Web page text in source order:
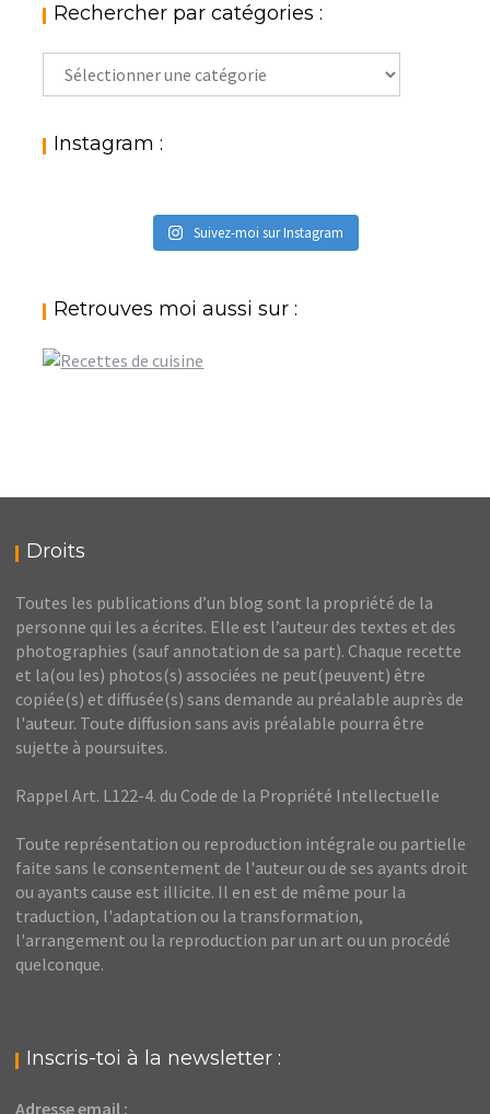
Rechercher par catégories :
Rechercher
par
: Instagram :
Suivez-moi sur Instagram
Retrouves moi aussi sur :
Droits
Toutes les publications d’un blog sont la propriété de la
personne qui les a écrites. Elle est l’auteur des textes et des
photographies (sauf annotation de sa part). Chaque recette
et la(ou les) photos(s) associées ne peut(peuvent) être
copiée(s) et diffusée(s) sans demande au préalable auprès de
l'auteur. Toute diffusion sans avis préalable pourra être
sujette à poursuites.
Rappel Art. L122-4. du Code de la Propriété Intellectuelle
Toute représentation ou reproduction intégrale ou partielle
faite sans le consentement de l'auteur ou de ses ayants droit
ou ayants cause est illicite. Il en est de même pour la
traduction, l'adaptation ou la transformation,
l'arrangement ou la reproduction par un art ou un procédé
quelconque.
Inscris-toi à la newsletter :
Adresse email :